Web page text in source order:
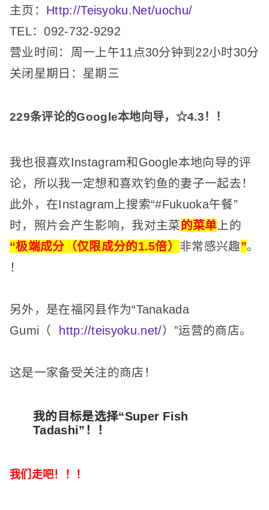
主页： Http://Teisyoku.Net/uochu/
TEL：092-732-9292
营业时间：周一上午11点30分钟到22小时30分
关闭星期日：星期三
229条评论的Google本地向导，☆4.3！ ！
我也很喜欢Instagram和Google本地向导的评
论，所以我一定想和喜欢钓鱼的妻子一起去！
此外，在Instagram上搜索“#Fukuoka午餐”
时，照片会产生影响， 我对主菜的菜单 上的
“极端成分（仅限成分的1.5倍） 非常感兴趣”。
！
另外， 是在福冈县作为“Tanakada
Gumi（ http://teisyoku.net/）”运营的商店。
这是一家备受关注的商店！
我的目标是选择“Super Fish
Tadashi”！
！
我们走吧！ ！ ！